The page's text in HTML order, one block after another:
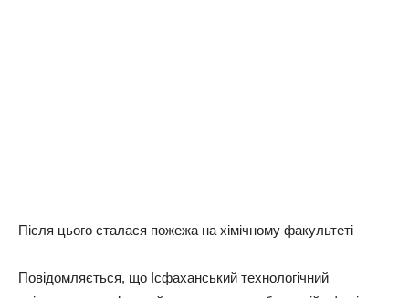
Після цього сталася пожежа на хімічному факультеті
Повідомляється, що Ісфаханський технологічний